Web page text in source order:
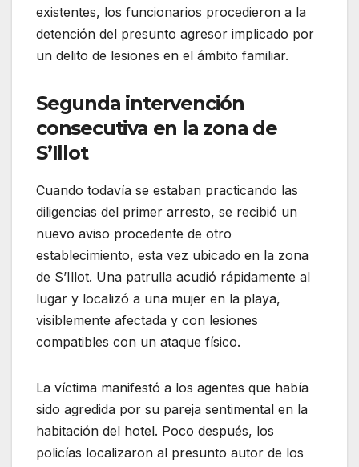
existentes, los funcionarios procedieron a la
detención del presunto agresor implicado por
un delito de lesiones en el ámbito familiar.
Segunda intervención
consecutiva en la zona de
S’Illot
Cuando todavía se estaban practicando las
diligencias del primer arresto, se recibió un
nuevo aviso procedente de otro
establecimiento, esta vez ubicado en la zona
de S’Illot. Una patrulla acudió rápidamente al
lugar y localizó a una mujer en la playa,
visiblemente afectada y con lesiones
compatibles con un ataque físico.
La víctima manifestó a los agentes que había
sido agredida por su pareja sentimental en la
habitación del hotel. Poco después, los
policías localizaron al presunto autor de los